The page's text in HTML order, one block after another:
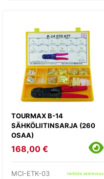
TOURMAX B-14
SÄHKÖLIITINSARJA (260
OSAA)
168,00 €
MCI-ETK-03 tarkista saatavuus